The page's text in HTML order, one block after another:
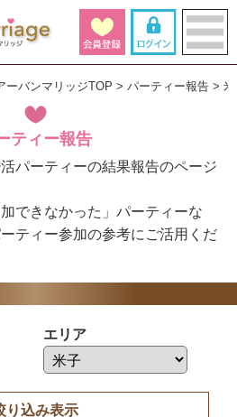
ーバンマリッジTOP パーティー報告
ティー報告
パーティーの結果報告のページ
できなかった」パーティーな
ティー参加の参考にご活用くだ
エリア